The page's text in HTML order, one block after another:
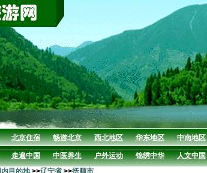
北京住宿 畅游北京 西北地区 华东地区 中南地区
走遍中国 中医养生 户外运动 锦绣中华 人文中国
内目的地>>辽宁省>>抚顺市